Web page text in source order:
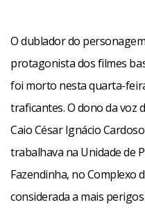
O dublador do
protagonista dos filmes
foi morto nesta quarta-
traficantes. O dono da voz
Caio César Ignácio
trabalhava na Unidade de
Fazendinha, no Complexo
considerada a mais